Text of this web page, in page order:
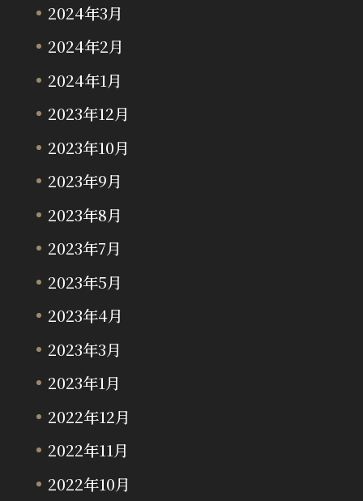
2024年3月
2024年2月
2024年1月
2023年12月
2023年10月
2023年9月
2023年8月
2023年7月
2023年5月
2023年4月
2023年3月
2023年1月
2022年12月
2022年11月
2022年10月